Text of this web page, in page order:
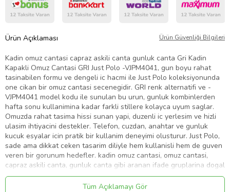
Ürün Açıklaması Ürün Güvenliği Bilgileri
Kadin omuz cantasi capraz askili canta gunluk canta Gri Kadin
Kapakli Omuz Cantasi GRI Just Polo -VJPM4041, gun boyu rahat
tasinabilen formu ve dengeli ic hacmi ile Just Polo koleksiyonunda
one cikan bir omuz cantasi secenegidir. GRI renk alternatifi ve -
VJPM4041 model kodu ile sunulan bu urun, gunluk kombinlerden
hafta sonu kullanimina kadar farkli stillere kolayca uyum saglar.
Omuzda rahat tasima hissi sunan yapi, duzenli ic yerlesim ve hizli
ulasim ihtiyacini destekler. Telefon, cuzdan, anahtar ve gunluk
kucuk esyalar icin pratik bir kullanim deneyimi olusturur. Just Polo,
sade ama dikkat ceken tasarim diliyle hem kullanisli hem de guven
veren bir gorunum hedefler. kadin omuz cantasi, omuz cantasi,
capraz askili canta, gunluk canta gibi aranan ifade gruplarina dogal
bicimde uyum saglayan bu metin, urun tipini, kullanim amacini ve
marka gucunu acik sekilde anlatirTüm Açıklamayı Gör